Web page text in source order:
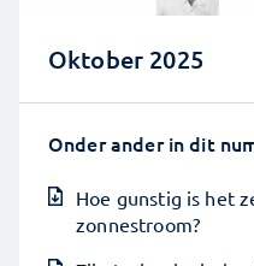
Oktober 2025
Onder ander in dit
Hoe gunstig is het
zonnestroom?